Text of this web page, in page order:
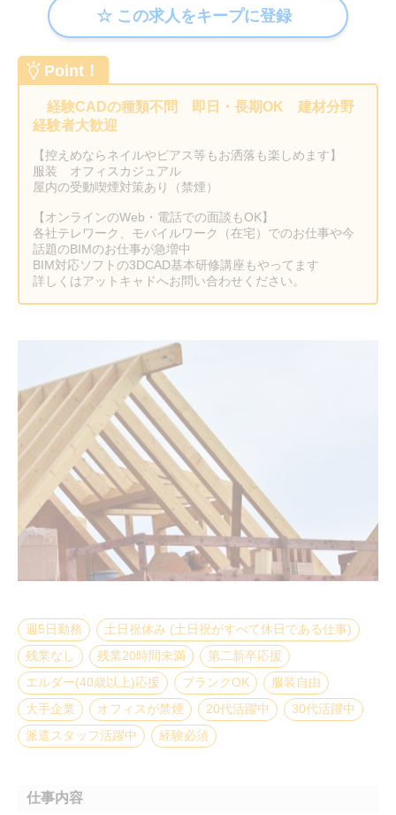
Point！
経験CADの種類不問 即日・長期OK 建材分野
経験者大歓迎
【控えめならネイルやピアス等もお洒落も楽しめます】
服装 オフィスカジュアル
屋内の受動喫煙対策あり（禁煙）
【オンラインのWeb・電話での面談もOK】
各社テレワーク、モバイルワーク（在宅）でのお仕事や今
話題のBIMのお仕事が急増中
BIM対応ソフトの3DCAD基本研修講座もやってます
詳しくはアットキャドへお問い合わせください。
週5日勤務
土日祝休み (土日祝がすべて休日である仕事)
残業なし
残業20時間未満
第二新卒応援
エルダー(40歳以上)応援
ブランクOK
服装自由
大手企業
オフィスが禁煙 20代活躍中
30代活躍中
派遣スタッフ活躍中
経験必須
仕事内容